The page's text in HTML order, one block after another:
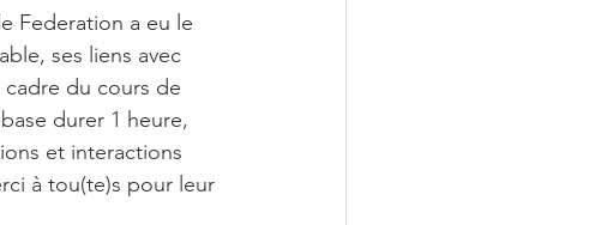
Federation a eu le
ses liens avec
du cours de
durer 1 heure,
et interactions
à tou(te)s pour leur